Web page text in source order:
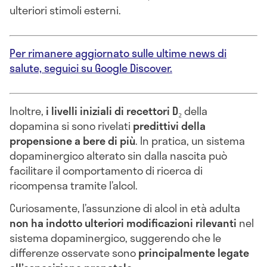
ulteriori stimoli esterni.
Per rimanere aggiornato sulle ultime news di
salute, seguici su Google Discover.
Inoltre, i livelli iniziali di recettori D₂della
dopamina si sono rivelati predittivi della
propensione a bere di più. In pratica, un sistema
dopaminergico alterato sin dalla nascita può
facilitare il comportamento di ricerca di
ricompensa tramite l’alcol.
Curiosamente, l’assunzione di alcol in età adulta
non ha indotto ulteriori modificazioni rilevanti nel
sistema dopaminergico, suggerendo che le
differenze osservate sonoprincipalmente legate